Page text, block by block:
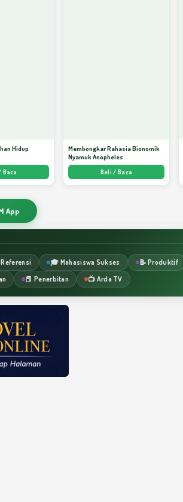
Hidup
Baca
Membongkar Rahasia Bionomik
Nyamuk Anopheles
Beli / Baca
App
🎓 Mahasiswa Sukses 📝 Produktif
📕 Penerbitan 📺 Arda TV